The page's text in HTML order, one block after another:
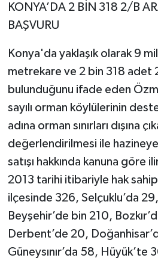
KONYA’DA 2 BİN 318 2/B
BAŞVURU
Konya'da yaklaşık olarak 9
metrekare ve 2 bin 318 adet
bulunduğunu ifade eden
sayılı orman köylülerinin
adına orman sınırları dışına
değerlendirilmesi ile
satışı hakkında kanuna göre
2013 tarihi itibariyle hak
ilçesinde 326, Selçuklu’da
Beyşehir’de bin 210,
Derbent’de 20,
Güneysınır’da 58, Hüyük’te